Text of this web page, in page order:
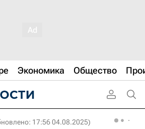
Экономика Общество
17:56 04.08.2025)